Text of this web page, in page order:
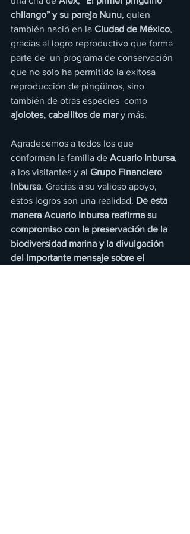
chilango” y su pareja Nunu, quien
también nació en la Ciudad de México,
gracias al logro reproductivo que forma
parte de  un programa de conservación
que no solo ha permitido la exitosa
reproducción de pingüinos, sino
también de otras especies  como
ajolotes, caballitos de mar y más.
Agradecemos a todos los que
conforman la familia de Acuario Inbursa,
a los visitantes y al Grupo Financiero
Inbursa. Gracias a su valioso apoyo,
estos logros son una realidad. De esta
manera Acuario Inbursa reafirma su
compromiso con la preservación de la
biodiversidad marina y la divulgación
del importante mensaje sobre el